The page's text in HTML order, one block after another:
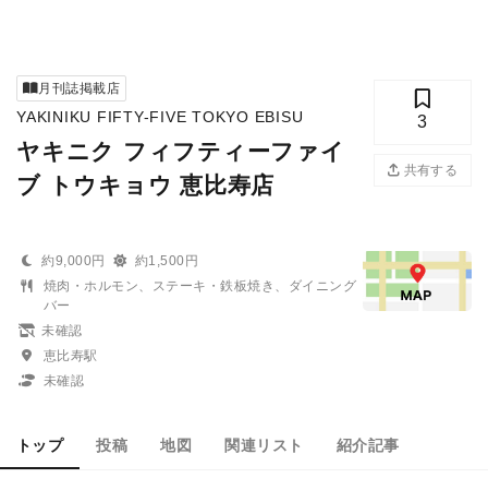
月刊誌掲載店
YAKINIKU FIFTY-FIVE TOKYO EBISU
ヤキニク フィフティーファイ
ブ トウキョウ 恵比寿店
3
共有する
約9,000円
約1,500円
焼肉・ホルモン、ステーキ・鉄板焼き、ダイニング
バー
未確認
恵比寿駅
未確認
トップ 投稿 地図 関連リスト 紹介記事